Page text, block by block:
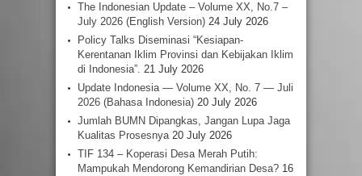
The Indonesian Update – Volume XX, No.7 –
July 2026 (English Version) 24 July 2026
Policy Talks Diseminasi “Kesiapan-
Kerentanan Iklim Provinsi dan Kebijakan Iklim
di Indonesia”. 21 July 2026
Update Indonesia — Volume XX, No. 7 — Juli
2026 (Bahasa Indonesia) 20 July 2026
Jumlah BUMN Dipangkas, Jangan Lupa Jaga
Kualitas Prosesnya 20 July 2026
TIF 134 – Koperasi Desa Merah Putih:
Mampukah Mendorong Kemandirian Desa? 16